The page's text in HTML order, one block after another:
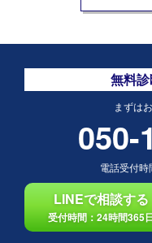
無料
まずは
050-
電話受付時
LINEで相談する
受付時間：24時間365